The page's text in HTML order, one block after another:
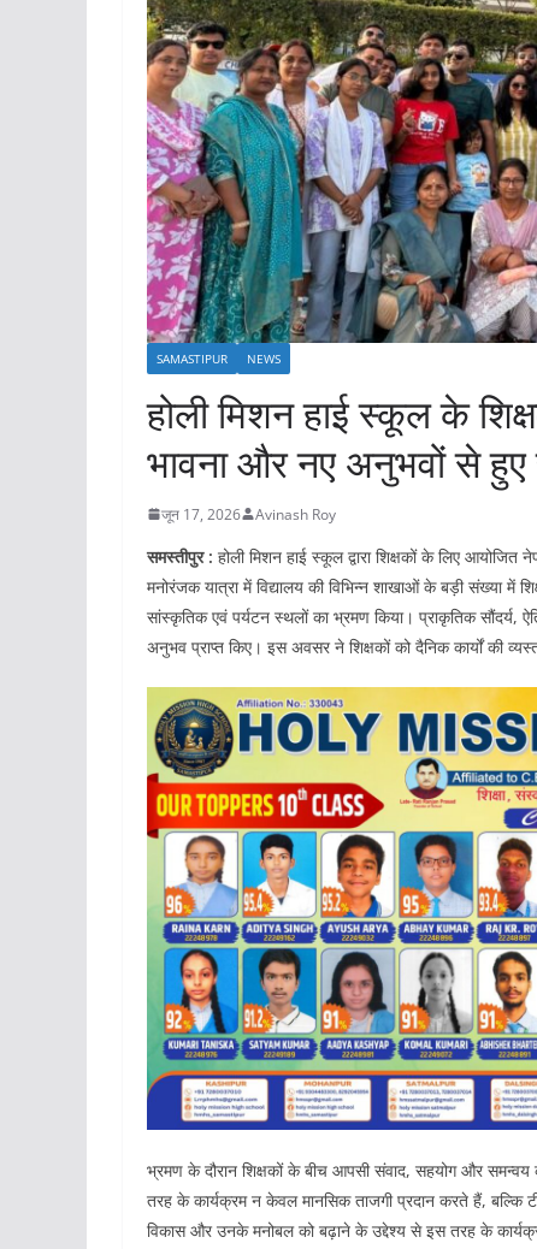
SAMASTIPUR NEWS
होली मिशन हाई स्कूल के
भावना और नए अनुभवों से हुए
जून 17, 2026 Avinash Roy
समस्तीपुर : होली मिशन हाई स्कूल द्वारा शिक्षकों के लिए
मनोरंजक यात्रा में विद्यालय की विभिन्न शाखाओं के बड़ी संख्या में
सांस्कृतिक एवं पर्यटन स्थलों का भ्रमण किया। प्राकृतिक सौंदर्य,
अनुभव प्राप्त किए। इस अवसर ने शिक्षकों को दैनिक कार्यों की
भ्रमण के दौरान शिक्षकों के बीच आपसी संवाद, सहयोग और समन्वय
तरह के कार्यक्रम न केवल मानसिक ताजगी प्रदान करते हैं, बल्कि
विकास और उनके मनोबल को बढ़ाने के उद्देश्य से इस तरह के